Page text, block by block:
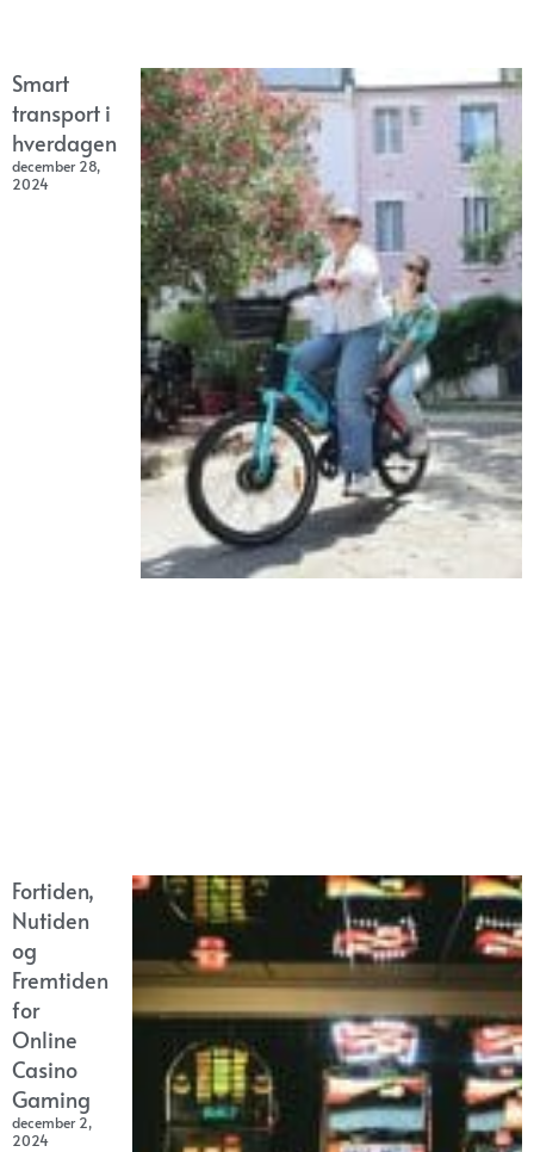
Smart
transport i
hverdagen
december 28,
2024
Fortiden,
Nutiden
og
Fremtiden
for
Online
Casino
Gaming
december 2,
2024